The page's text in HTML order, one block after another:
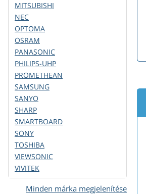
MITSUBISHI
NEC
OPTOMA
OSRAM
PANASONIC
PHILIPS-UHP
PROMETHEAN
SAMSUNG
SANYO
SHARP
SMARTBOARD
SONY
TOSHIBA
VIEWSONIC
VIVITEK
Minden márka megjelenítése